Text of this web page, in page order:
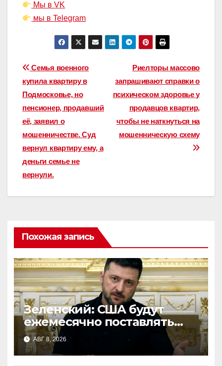
Мы в VK
мы в Telegram
Навигация
по
записям
Риелторы массово
запрашивают справки о
психическом здоровье у
продавцов квартир,
чтобы не наткнуться на
мошенническую схему
Семья военного
купила квартиру в
Подмосковье, но
пенсионер, продавший
её, заявил о
мошенничестве. Суд
вернул квартиру ему, а
деньги семье не
вернули.
Похожая запись
Зеленский: США будут
ежемесячно поставлять
Украине ракеты для Patriot,
но их не хватит
АВГ 8, 2026